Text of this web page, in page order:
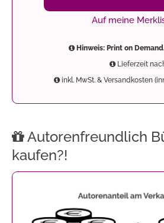
Auf meine
Hinweis: Print on
Lieferzeit
inkl. MwSt. & Versandkosten
Autorenfreundlich
kaufen?!